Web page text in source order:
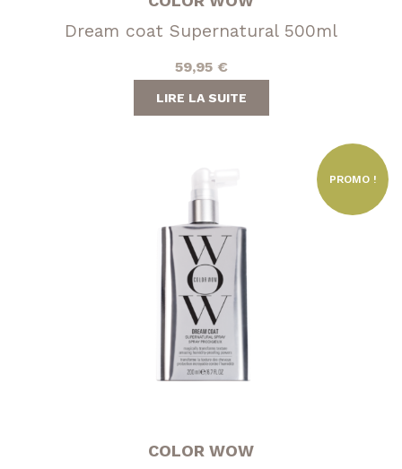
Dream coat Supernatural 500ml
59,95 €
LIRE LA SUITE
PROMO !
COLOR WOW